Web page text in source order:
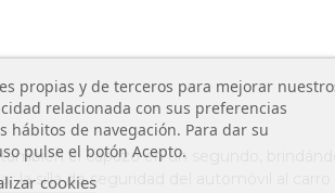
el capazo en un segundo,
la silla de seguridad del automóvil al
propias y de terceros para mejorar
relacionada con sus preferencias
hábitos de navegación. Para dar su
pulse el botón Acepto.
cookies